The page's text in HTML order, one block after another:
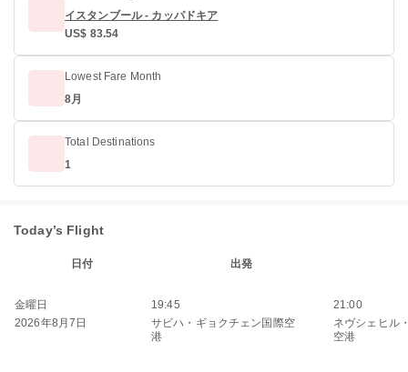
イスタンブール - カッパドキア
US$ 83.54
Lowest Fare Month
8月
Total Destinations
1
Today’s Flight
日付 出発
金曜日
2026年8月7日
19:45
サビハ・ギョクチェン国際空
港
21:00
ネヴシェヒル
空港